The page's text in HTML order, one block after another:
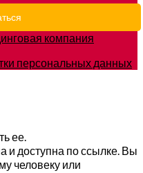
компания
персональных данных
ее.
и доступна по ссылке. Вы
человеку или